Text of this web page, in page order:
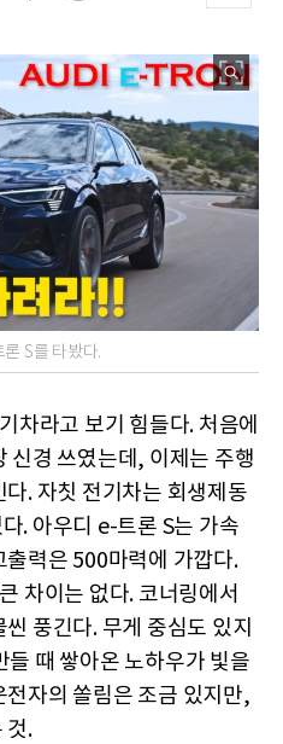
S를 타봤다.
차라고 보기 힘들다. 처음에
신경 쓰였는데, 이제는 주행
. 자칫 전기차는 회생제동
. 아우디 e-트론 S는 가속
력은 500마력에 가깝다.
차이는 없다. 코너링에서
풍긴다. 무게 중심도 있지
때 쌓아온 노하우가 빛을
자의 쏠림은 조금 있지만,
것.